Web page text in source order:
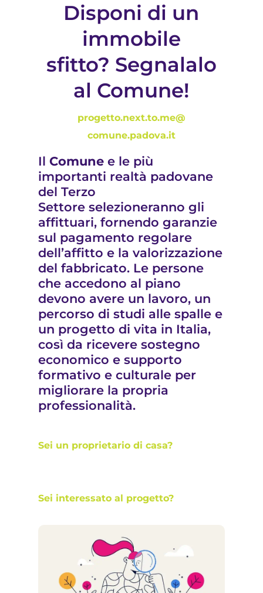
Disponi di un
immobile
sfitto? Segnalalo
al Comune!
progetto.next.to.me@
comune.padova.it
Il Comunee le più
importanti realtà padovane
del Terzo
Settore selezioneranno gli
affittuari, fornendo garanzie
sul pagamento regolare
dell’affitto e la valorizzazione
del fabbricato. Le persone
che accedono al piano
devono avere un lavoro, un
percorso di studi alle spalle e
un progetto di vita in Italia,
così da ricevere sostegno
economico e supporto
formativo e culturale per
migliorare la propria
professionalità.
Sei un proprietario di casa?
Sei interessato al progetto?